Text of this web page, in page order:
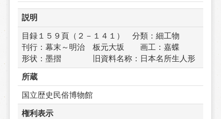
説明
目録１５９頁（２－１４１）　分類：細工物
刊行：幕末～明治　板元大坂　　画工：嘉蝶
形状：墨摺　　　　旧資料名称：日本名所生人形
所蔵
国立歴史民俗博物館
権利表示